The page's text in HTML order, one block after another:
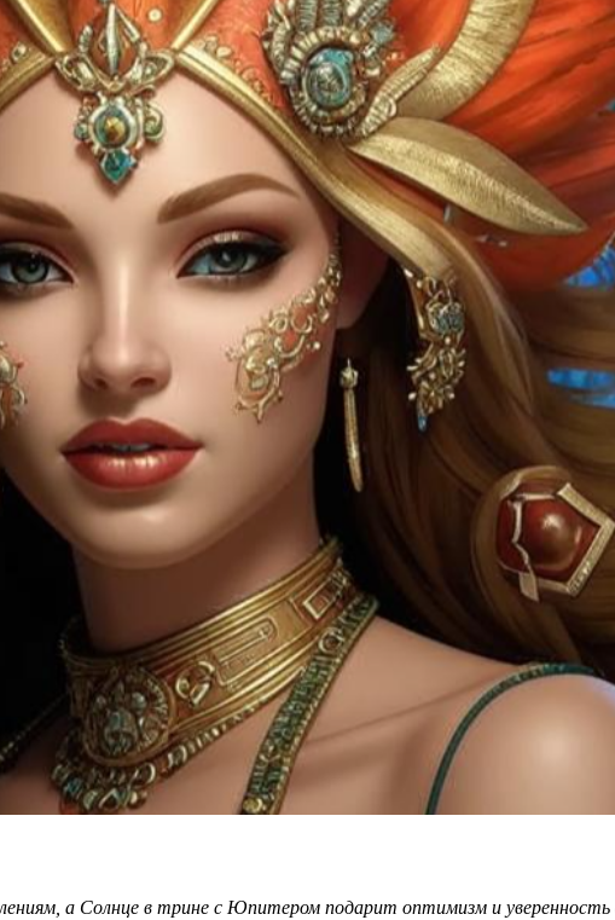
а Солнце в трине с Юпитером подарит оптимизм и уверенность